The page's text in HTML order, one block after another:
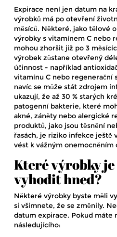
Expirace není jen datum na
výrobků má po otevření
měsíců. Některé, jako tělové
výrobky s vitamínem C nebo
mohou zhoršit již po 3
výrobek zůstane otevřený
účinnost - například
vitamínu C nebo regenerační
navíc se může stát zdrojem
ukazují, že až 30 % starých
patogenní bakterie, které
akné, záněty nebo alergické
produktů, jako jsou těsnění
řasách, je riziko infekce ještě
vést k vážným onemocněním
Které výrobky
vyhodit hned?
Některé výrobky byste měli
si všimnete, že se změnily.
datum expirace. Pokud máte
následujícího: